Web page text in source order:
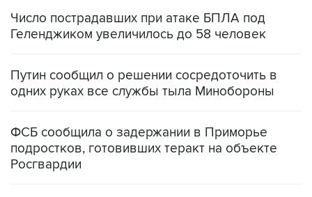
Число пострадавших при атаке БПЛА под
Геленджиком увеличилось до 58 человек
Путин сообщил о решении сосредоточить в
одних руках все службы тыла Минобороны
ФСБ сообщила о задержании в Приморье
подростков, готовивших теракт на объекте
Росгвардии